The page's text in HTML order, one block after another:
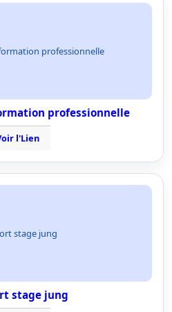
professionnelle
professionnelle
l'Lien
stage jung
stage jung